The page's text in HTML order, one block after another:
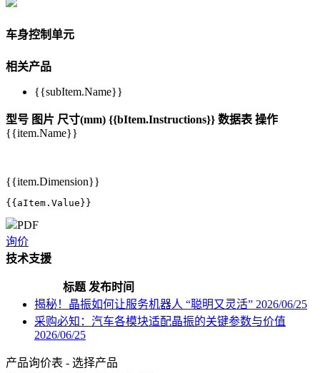
车身控制单元
相关产品
{{subItem.Name}}
型号 图片 尺寸(mm) {{bItem.Instructions}} 数据表 操作
{{item.Name}}
{{item.Dimension}}
{{aItem.Value}}
PDF
询价
技术支援
标题 发布时间
揭秘！晶振如何让服务机器人 “聪明又灵活” 2026/06/25
采购必知：汽车各模块适配晶振的关键参数与价值
2026/06/25
产品询价表 - 选择产品